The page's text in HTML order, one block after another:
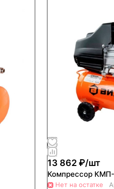
13 862 ₽/шт
Компрессор
Нет на остатке